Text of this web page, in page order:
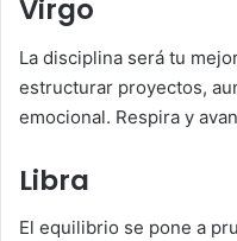
Virgo
La disciplina será tu
estructurar proyectos,
emocional. Respira y
Libra
El equilibrio se pone a